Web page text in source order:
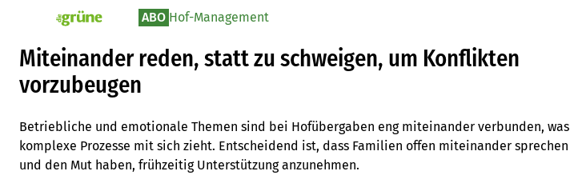
pv_die-grune-online ABO Hof-Management
Miteinander reden, statt zu schweigen, um Konflikten
vorzubeugen
Betriebliche und emotionale Themen sind bei Hofübergaben eng miteinander verbunden, was
komplexe Prozesse mit sich zieht. Entscheidend ist, dass Familien offen miteinander sprechen
und den Mut haben, frühzeitig Unterstützung anzunehmen.